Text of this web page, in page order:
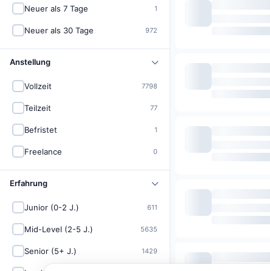
Neuer als 7 Tage 1
Neuer als 30 Tage 972
Anstellung
Vollzeit 7798
Teilzeit 77
Befristet 1
Freelance 0
Erfahrung
Junior (0-2 J.) 611
Mid-Level (2-5 J.) 5635
Senior (5+ J.) 1429